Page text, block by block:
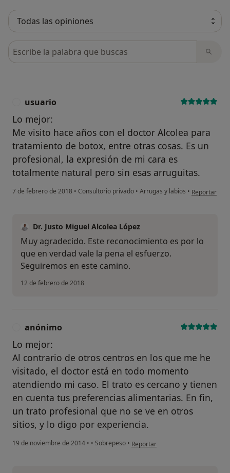
Busca en opiniones
usuario
Lo mejor:
Me visito hace años con el doctor Alcolea para
tratamiento de botox, entre otras cosas. Es un
profesional, la expresión de mi cara es
totalmente natural pero sin esas arruguitas.
7 de febrero de 2018 • Consultorio privado • Arrugas y labios • en opinión
Reportar
Dr. Justo Miguel Alcolea López
Muy agradecido. Este reconocimiento es por lo
que en verdad vale la pena el esfuerzo.
Seguiremos en este camino.
12 de febrero de 2018
anónimo
Lo mejor:
Al contrario de otros centros en los que me he
visitado, el doctor está en todo momento
atendiendo mi caso. El trato es cercano y tienen
en cuenta tus preferencias alimentarias. En fin,
un trato profesional que no se ve en otros
sitios, y lo digo por experiencia.
19 de noviembre de 2014 • • Sobrepeso • en opinión del usuario anónimo
Reportar